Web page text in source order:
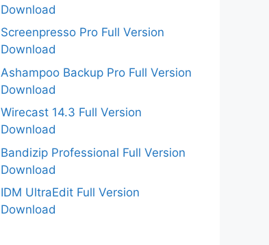
Download
Screenpresso Pro Full Version
Download
Ashampoo Backup Pro Full Version
Download
Wirecast 14.3 Full Version
Download
Bandizip Professional Full Version
Download
IDM UltraEdit Full Version
Download